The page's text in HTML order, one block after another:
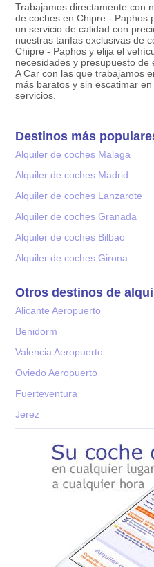
Trabajamos directamente con
de coches en Chipre - Paphos
un servicio de calidad con
nuestras tarifas exclusivas de
Chipre - Paphos y elija el
necesidades y presupuesto
A Car con las que trabajamos
más baratos y sin escatimar
servicios.
Destinos más
Alquiler de coches Malaga
Alquiler de coches Madrid
Alquiler de coches Lanzarote
Alquiler de coches Granada
Alquiler de coches Bilbao
Alquiler de coches Girona
Otros destinos de
Alicante Aeropuerto
Benidorm
Valencia Aeropuerto
Oviedo Aeropuerto
Fuerteventura
Jerez